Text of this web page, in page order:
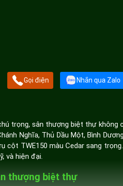
Gọi điện Nhắn qua Zalo
trọng, sân thượng biệt thự
Nghĩa, Thủ Dầu Một, Bình
cột TWE150 màu Cedar sang
và hiện đại.
thượng biệt thự